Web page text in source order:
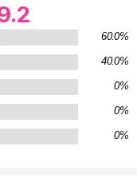
마을에서는 가야금에
으며, 청소년 연주단 혹
가야 문화누리 등 곳곳
향이 있었다. 그래서 지
둔 인구 정책에 집중했
60.0%
40.0%
0%
0%
0%